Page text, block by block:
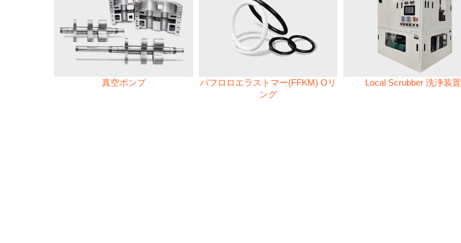
真空ポンプ
パフロロエラストマー(FFKM) Oリ
ング
Local Scrubber 洗浄装置